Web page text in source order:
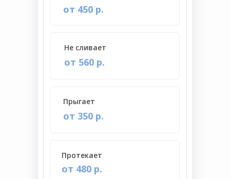
от 450 р.
от 560 р.
Не сливает
от 480 р.
Протекает
от 350 р.
Прыгает